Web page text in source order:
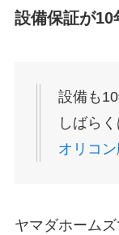
設備保証が10
設備も
しばら
オリコ
ヤマダホーム